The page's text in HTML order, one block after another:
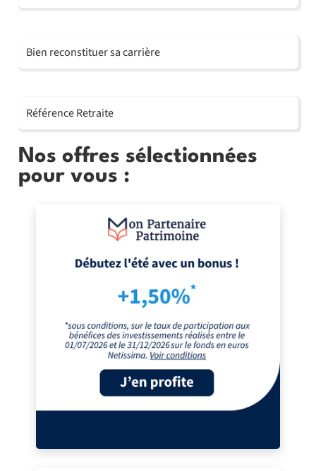
Bien reconstituer sa carrière
Référence Retraite
Nos offres sélectionnées
pour vous :